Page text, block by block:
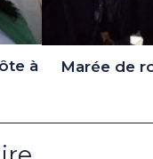
à
Marée de